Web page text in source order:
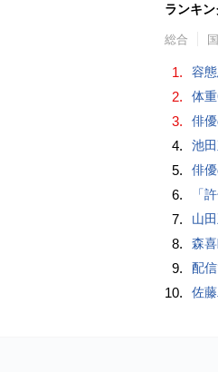
ランキン
総合
1. 容
2. 体
3. 俳
4. 池
5. 俳
6. 「
7. 山
8. 森
9. 配
10. 佐藤二朗